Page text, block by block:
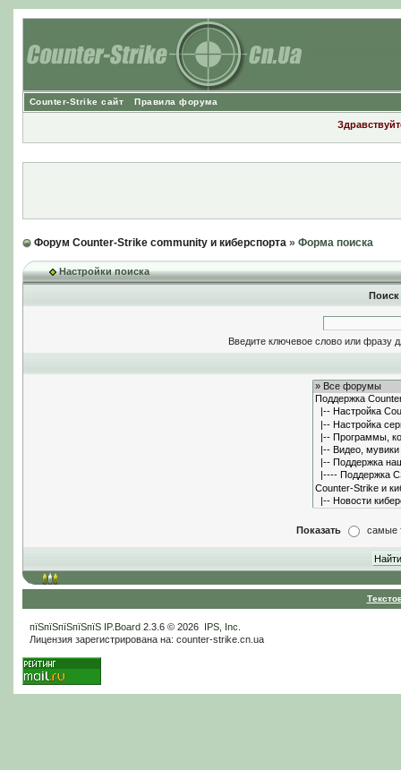
Counter-Strike сайт Правила форума
Форум Counter-Strike community и киберспорта» Форма поиска
Настройки поиска
Введите ключевое слово или фразу
Показать самые
пїЅпїЅпїЅпїЅпїЅ IP.Board2.3.6 © 2026 IPS, Inc
Лицензия зарегистрирована на: counter-strike.cn.ua